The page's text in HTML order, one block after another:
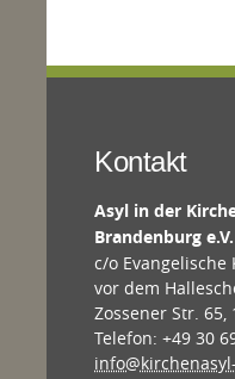
Kontakt
Asyl in der
Brandenburg e.V.
c/o
vor dem
Zossener Str. 65,
Telefon: +49 30